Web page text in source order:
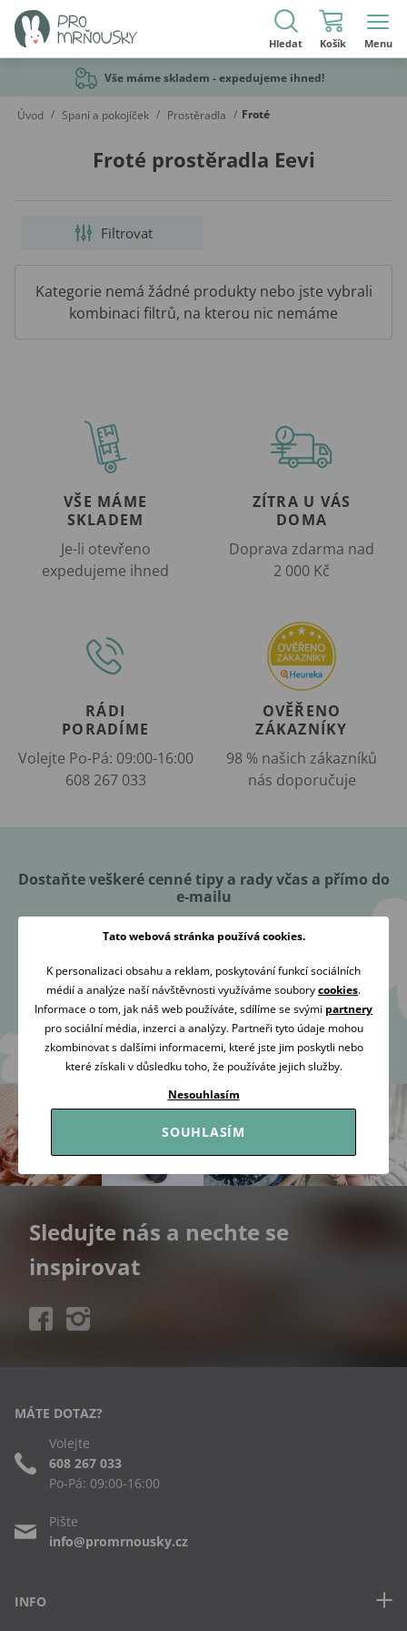
Hledat Košík Menu
Vše máme skladem - expedujeme ihned!
Úvod / Spaní a pokojíček / Prostěradla / Froté
Froté prostěradla Eevi
Filtrovat
Kategorie nemá žádné produkty nebo jste vybrali
kombinaci filtrů, na kterou nic nemáme
VŠE MÁME
SKLADEM
Je-li otevřeno
expedujeme ihned
ZÍTRA U VÁS
DOMA
Doprava zdarma nad
2 000 Kč
RÁDI
PORADÍME
Volejte Po-Pá: 09:00-16:00
608 267 033
OVĚŘENO
ZÁKAZNÍKY
98 % našich zákazníků
nás doporučuje
Dostaňte veškeré cenné tipy a rady včas a přímo do
e-mailu
Přihlásit se
Souhlasím sezpracováním osobních údajůza účelem zaslání
newsletteru.
Sledujte nás a nechte se
inspirovat
INFO
MÁTE DOTAZ?
Volejte
608 267 033
Po-Pá: 09:00-16:00
Pište
info@promrnousky.cz
Tato webová stránka používá cookies.
K personalizaci obsahu a reklam, poskytování funkcí sociálních
médií a analýze naší návštěvnosti využíváme souborycookies.
Informace o tom, jak náš web používáte, sdílíme se svými partnery
pro sociální média, inzerci a analýzy. Partneři tyto údaje mohou
zkombinovat s dalšími informacemi, které jste jim poskytli nebo
které získali v důsledku toho, že používáte jejich služby.
Nesouhlasím
SOUHLASÍM